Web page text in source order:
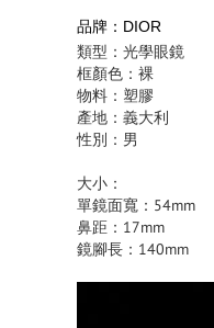
品牌：DIOR
類型：光學眼鏡
框顏色：裸
物料：塑膠
產地：義大利
性別：男
大小：
單鏡面寬：54mm
鼻距：17mm
鏡腳長：140mm